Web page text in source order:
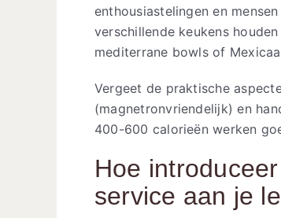
enthousiastelingen en
verschillende keukens
mediterrane bowls of
Vergeet de praktische
(magnetronvriendelijk) en
400-600 calorieën werken
Hoe
service aan je